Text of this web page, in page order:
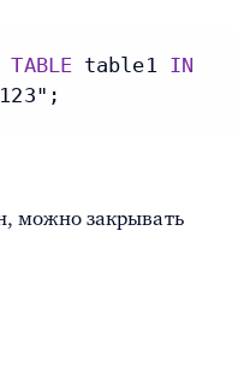
TABLE table1 IN
можно закрывать